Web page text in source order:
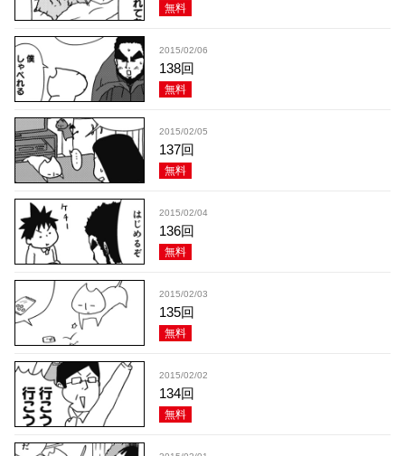
無料
2015/02/06
138回
無料
2015/02/05
137回
無料
2015/02/04
136回
無料
2015/02/03
135回
無料
2015/02/02
134回
無料